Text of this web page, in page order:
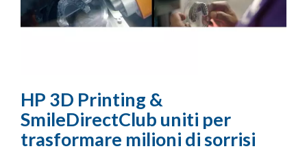
HP 3D Printing &
SmileDirectClub uniti per
trasformare milioni di sorrisi